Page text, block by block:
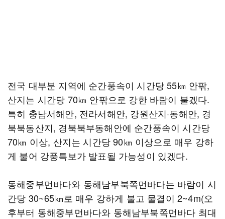
전국 대부분 지역에 순간풍속이 시간당 55㎞ 안팎,
산지는 시간당 70㎞ 안팎으로 강한 바람이 불겠다.
특히 충남서해안, 전라서해안, 강원산지·동해안, 경
북북동산지, 경북북부동해안에 순간풍속이 시간당
70㎞ 이상, 산지는 시간당 90㎞ 이상으로 매우 강하
게 불어 강풍특보가 발표될 가능성이 있겠다.
동해중부먼바다와 동해남부북쪽먼바다는 바람이 시
간당 30~65㎞로 매우 강하게 불고 물결이 2~4m(오
후부터 동해중부먼바다와 동해남부북쪽먼바다 최대